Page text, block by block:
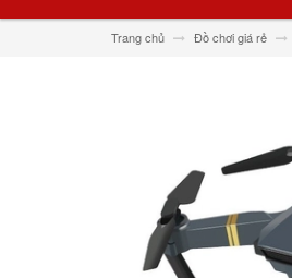
Trang chủ Đồ chơi giá rẻ